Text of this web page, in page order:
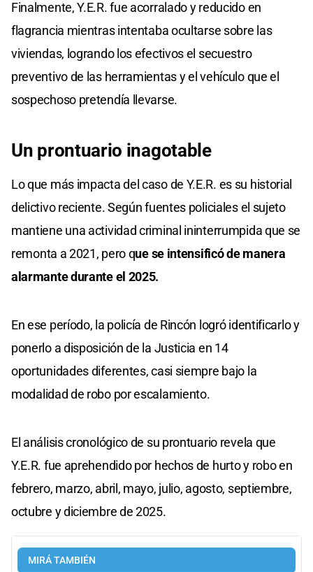
Finalmente, Y.E.R. fue acorralado y reducido en
flagrancia mientras intentaba ocultarse sobre las
viviendas, logrando los efectivos el secuestro
preventivo de las herramientas y el vehículo que el
sospechoso pretendía llevarse.
Un prontuario inagotable
Lo que más impacta del caso de Y.E.R. es su historial
delictivo reciente. Según fuentes policiales el sujeto
mantiene una actividad criminal ininterrumpida que se
remonta a 2021, pero que se intensificó de manera
alarmante durante el 2025.
En ese período, la policía de Rincón logró identificarlo y
ponerlo a disposición de la Justicia en 14
oportunidades diferentes, casi siempre bajo la
modalidad de robo por escalamiento.
El análisis cronológico de su prontuario revela que
Y.E.R. fue aprehendido por hechos de hurto y robo en
febrero, marzo, abril, mayo, julio, agosto, septiembre,
octubre y diciembre de 2025.
MIRÁ TAMBIÉN